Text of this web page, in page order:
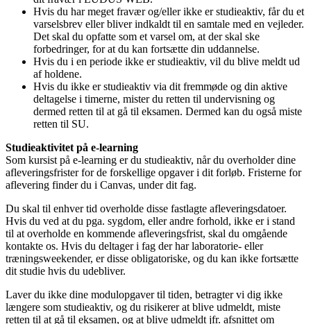
Hvis du har meget fravær og/eller ikke er studieaktiv, får du et
varselsbrev eller bliver indkaldt til en samtale med en vejleder.
Det skal du opfatte som et varsel om, at der skal ske
forbedringer, for at du kan fortsætte din uddannelse.
Hvis du i en periode ikke er studieaktiv, vil du blive meldt ud
af holdene.
Hvis du ikke er studieaktiv via dit fremmøde og din aktive
deltagelse i timerne, mister du retten til undervisning og
dermed retten til at gå til eksamen. Dermed kan du også miste
retten til SU.
Studieaktivitet på e-learning
Som kursist på e-learning er du studieaktiv, når du overholder dine
afleveringsfrister for de forskellige opgaver i dit forløb. Fristerne for
aflevering finder du i Canvas, under dit fag.
Du skal til enhver tid overholde disse fastlagte afleveringsdatoer.
Hvis du ved at du pga. sygdom, eller andre forhold, ikke er i stand
til at overholde en kommende afleveringsfrist, skal du omgående
kontakte os. Hvis du deltager i fag der har laboratorie- eller
træningsweekender, er disse obligatoriske, og du kan ikke fortsætte
dit studie hvis du udebliver.
Laver du ikke dine modulopgaver til tiden, betragter vi dig ikke
længere som studieaktiv, og du risikerer at blive udmeldt, miste
retten til at gå til eksamen, og at blive udmeldt jfr. afsnittet om